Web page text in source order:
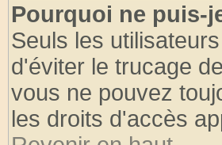
Pourquoi ne puis-
Seuls les
d'éviter le trucage
vous ne pouvez
les droits d'accès